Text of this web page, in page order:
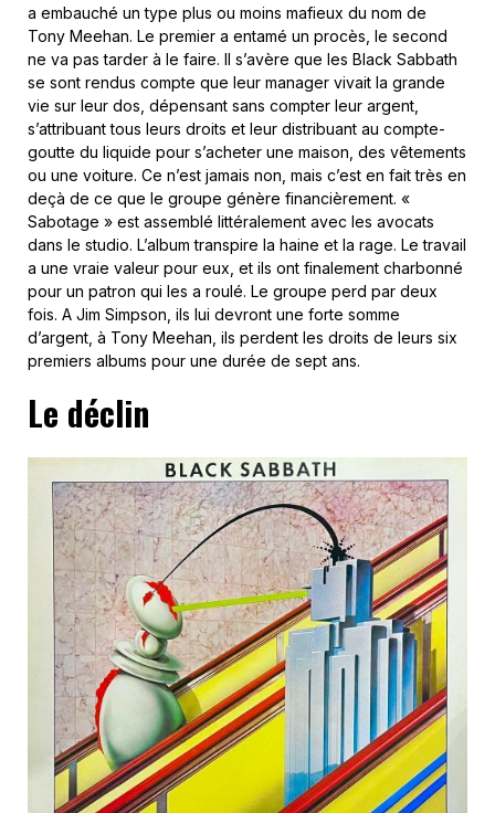
a embauché un type plus ou moins mafieux du nom de
Tony Meehan. Le premier a entamé un procès, le second
ne va pas tarder à le faire. Il s’avère que les Black Sabbath
se sont rendus compte que leur manager vivait la grande
vie sur leur dos, dépensant sans compter leur argent,
s’attribuant tous leurs droits et leur distribuant au compte-
goutte du liquide pour s’acheter une maison, des vêtements
ou une voiture. Ce n’est jamais non, mais c’est en fait très en
deçà de ce que le groupe génère financièrement. «
Sabotage » est assemblé littéralement avec les avocats
dans le studio. L’album transpire la haine et la rage. Le travail
a une vraie valeur pour eux, et ils ont finalement charbonné
pour un patron qui les a roulé. Le groupe perd par deux
fois. A Jim Simpson, ils lui devront une forte somme
d’argent, à Tony Meehan, ils perdent les droits de leurs six
premiers albums pour une durée de sept ans.
Le déclin